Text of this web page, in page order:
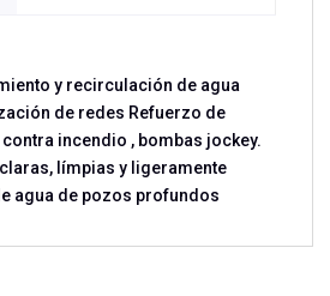
y recirculación de agua
de redes Refuerzo de
incendio , bombas jockey.
límpias y ligeramente
agua de pozos profundos